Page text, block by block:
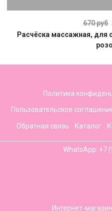
670 руб
Расчёска массажная, для
Политика
Пользовательское
Обратная связь Каталог
WhatsApp: +7
Интернет-